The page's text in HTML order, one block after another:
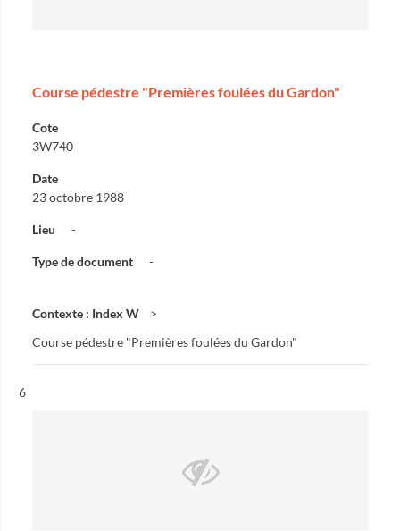
Course pédestre "Premières foulées du Gardon"
Cote
3W740
Date
23 octobre 1988
Lieu -
Type de document -
Contexte : Index W
Course pédestre "Premières foulées du Gardon"
Résultat n°
6